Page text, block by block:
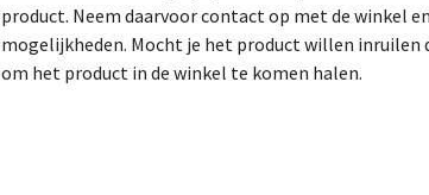
product. Neem daarvoor contact op met de winkel
mogelijkheden. Mocht je het product willen inruilen
om het product in de winkel te komen halen.